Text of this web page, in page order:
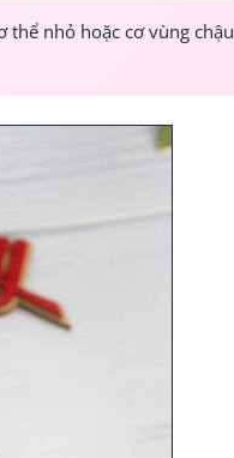
nhỏ hoặc cơ vùng chậu